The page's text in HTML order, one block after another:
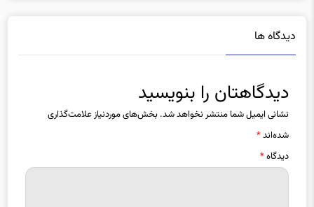
دیدگاه ها
دیدگاهتان را بنویسید
نشانی ایمیل شما منتشر نخواهد شد. بخش‌های موردنیاز علامت‌گذاری
شده‌اند*
دیدگاه*